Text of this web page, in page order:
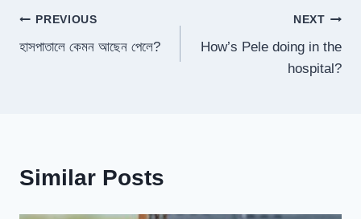
Post
navigation
PREVIOUS
হাসপাতালে কেমন আছেন পেলে?
NEXT
How’s Pele doing in the
hospital?
Similar Posts